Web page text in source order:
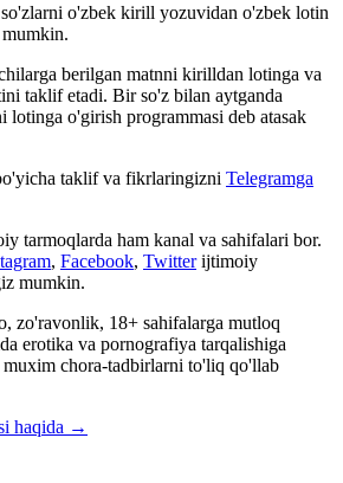
o'zbek kirill yozuvidan o'zbek lotin
berilgan matnni kirilldan lotinga va
taklif etadi. Bir so'z bilan aytganda
o'girish programmasi deb atasak
taklif va fikrlaringizni Telegramga
tarmoqlarda ham kanal va sahifalari bor.
, Facebook, Twitter ijtimoiy
mumkin.
zo'ravonlik, 18+ sahifalarga mutloq
erotika va pornografiya tarqalishiga
chora-tadbirlarni to'liq qo'llab
haqida →